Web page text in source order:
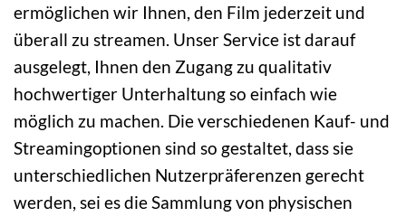
ermöglichen wir Ihnen, den Film jederzeit und
überall zu streamen. Unser Service ist darauf
ausgelegt, Ihnen den Zugang zu qualitativ
hochwertiger Unterhaltung so einfach wie
möglich zu machen. Die verschiedenen Kauf- und
Streamingoptionen sind so gestaltet, dass sie
unterschiedlichen Nutzerpräferenzen gerecht
werden, sei es die Sammlung von physischen